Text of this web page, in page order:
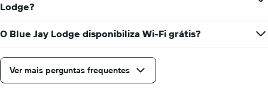
Lodge?
O Blue Jay Lodge disponibiliza Wi-Fi grátis?
Ver mais perguntas frequentes